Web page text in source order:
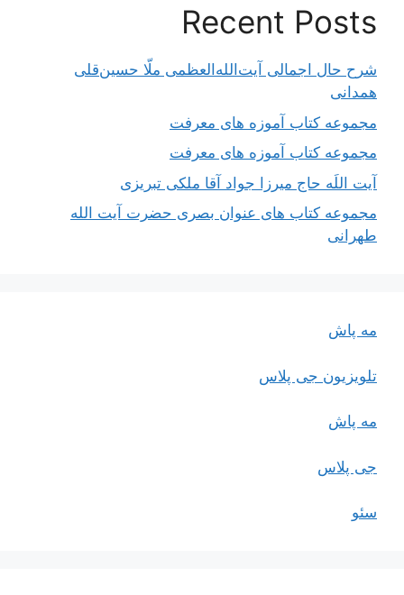
Recent Posts
شرح حال اجمالی آیت‌الله‌العظمی ملّا حسین‌قلی
همدانی
مجموعه کتاب آموزه های معرفت
مجموعه کتاب آموزه های معرفت
آیت اللَه حاج میرزا جواد آقا ملکی تبریزی
مجموعه کتاب های عنوان بصری حضرت آیت الله
طهرانی
مه پاش
تلویزیون جی پلاس
مه پاش
جی پلاس
سئو